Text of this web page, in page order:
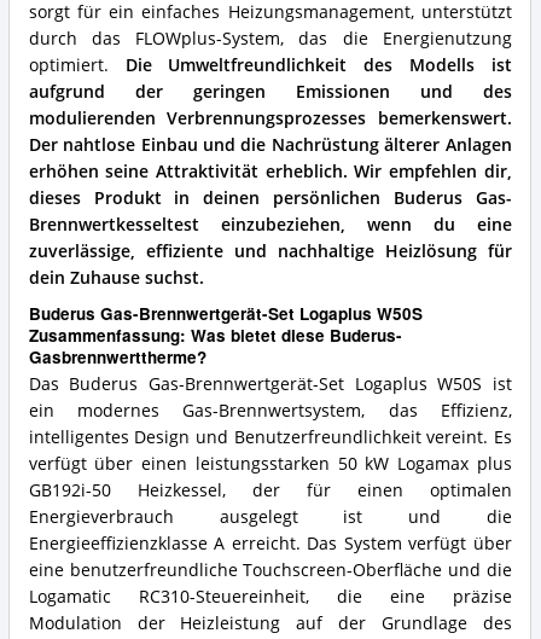
sorgt für ein einfaches Heizungsmanagement, unterstützt
durch das FLOWplus-System, das die Energienutzung
optimiert. Die Umweltfreundlichkeit des Modells ist
aufgrund der geringen Emissionen und des
modulierenden Verbrennungsprozesses bemerkenswert.
Der nahtlose Einbau und die Nachrüstung älterer Anlagen
erhöhen seine Attraktivität erheblich. Wir empfehlen dir,
dieses Produkt in deinen persönlichen Buderus Gas-
Brennwertkesseltest einzubeziehen, wenn du eine
zuverlässige, effiziente und nachhaltige Heizlösung für
dein Zuhause suchst.
Buderus Gas-Brennwertgerät-Set Logaplus W50S
Zusammenfassung: Was bietet diese Buderus-
Gasbrennwerttherme?
Das Buderus Gas-Brennwertgerät-Set Logaplus W50S ist
ein modernes Gas-Brennwertsystem, das Effizienz,
intelligentes Design und Benutzerfreundlichkeit vereint. Es
verfügt über einen leistungsstarken 50 kW Logamax plus
GB192i-50 Heizkessel, der für einen optimalen
Energieverbrauch ausgelegt ist und die
Energieeffizienzklasse A erreicht. Das System verfügt über
eine benutzerfreundliche Touchscreen-Oberfläche und die
Logamatic RC310-Steuereinheit, die eine präzise
Modulation der Heizleistung auf der Grundlage des